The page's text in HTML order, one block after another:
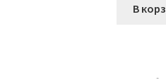
В